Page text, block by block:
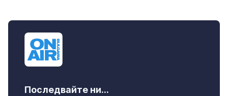
Последвайте ни...